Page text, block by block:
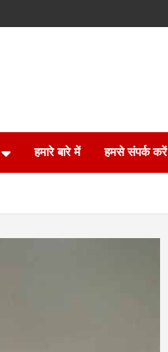
हमारे बारे में हमसे संपर्क करें